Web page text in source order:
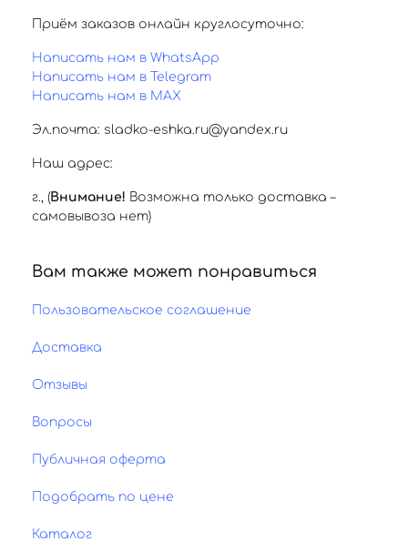
Приём заказов онлайн круглосуточно:
Написать нам в WhatsApp
Написать нам в Telegram
Написать нам в MAX
Эл.почта: sladko-eshka.ru@yandex.ru
Наш адрес:
г. , (Внимание! Возможна только доставка –
самовывоза нет)
Вам также может понравиться
Пользовательское соглашение
Доставка
Отзывы
Вопросы
Публичная оферта
Подобрать по цене
Каталог